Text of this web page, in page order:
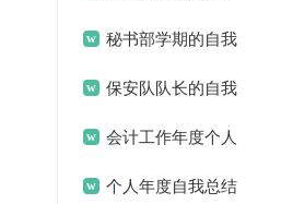
总结报告
秘书部学期的自我
总结报告
保安队队长的自我
总结报告
会计工作年度个人
自我总结
个人年度自我总结